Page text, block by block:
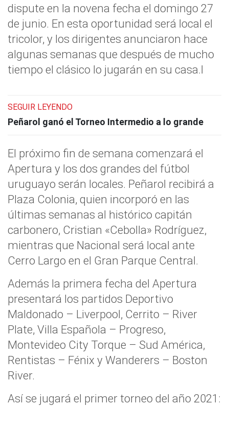
dispute en la novena fecha el domingo 27
de junio. En esta oportunidad será local el
tricolor, y los dirigentes anunciaron hace
algunas semanas que después de mucho
tiempo el clásico lo jugarán en su casa.l
SEGUIR LEYENDO
Peñarol ganó el Torneo Intermedio a lo grande
El próximo fin de semana comenzará el
Apertura y los dos grandes del fútbol
uruguayo serán locales. Peñarol recibirá a
Plaza Colonia, quien incorporó en las
últimas semanas al histórico capitán
carbonero, Cristian «Cebolla» Rodríguez,
mientras que Nacional será local ante
Cerro Largo en el Gran Parque Central.
Además la primera fecha del Apertura
presentará los partidos Deportivo
Maldonado – Liverpool, Cerrito – River
Plate, Villa Española – Progreso,
Montevideo City Torque – Sud América,
Rentistas – Fénix y Wanderers – Boston
River.
Así se jugará el primer torneo del año 2021: